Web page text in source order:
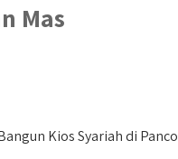
Mas
Kios Syariah di